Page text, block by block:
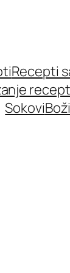
Recepti
Sokovi